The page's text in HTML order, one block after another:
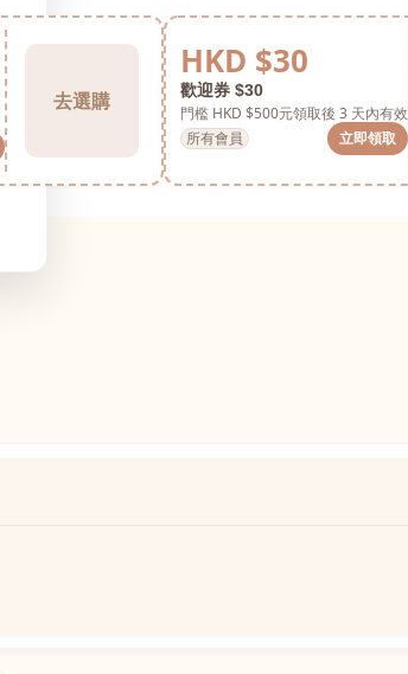
去選購
HKD $30
歡迎券 $30
門檻 HKD $500元領取後 3 天內有效
所有會員
立即領取